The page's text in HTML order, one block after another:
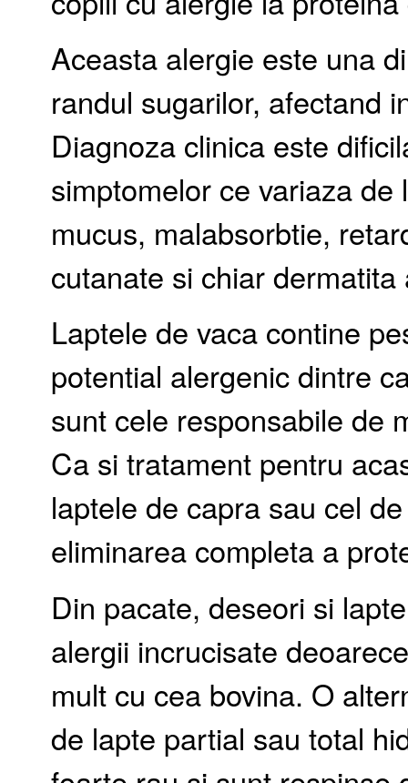
Aceasta alergie este una
randul sugarilor, afectand
Diagnoza clinica este
simptomelor ce variaza
mucus, malabsorbtie,
cutanate si chiar dermatita
Laptele de vaca contine
potential alergenic dintre
sunt cele responsabile de
Ca si tratament pentru
laptele de capra sau cel
eliminarea completa a
Din pacate, deseori si
alergii incrucisate
mult cu cea bovina. O
de lapte partial sau total